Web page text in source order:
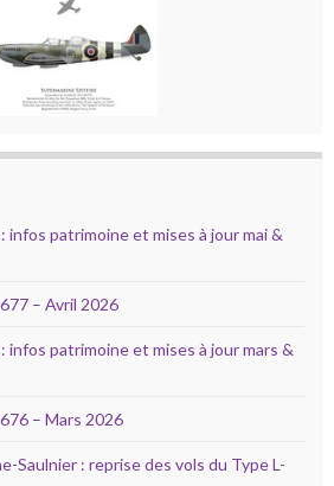
infos patrimoine et mises à jour mai &
– Avril 2026
infos patrimoine et mises à jour mars &
– Mars 2026
Saulnier : reprise des vols du Type L-